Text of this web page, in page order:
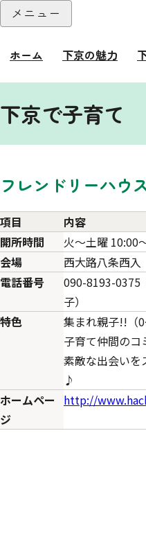
本文へ
メニュー
ホーム 下京の魅力
下京で子育て
フレンドリーハウ
項目
内容
開所時間
火〜土曜
会場
西大路八条西入
電話番号
090-8193-0375
子）
特色
集まれ親子!!（0
子育て仲間のコ
素敵な出会いを
♪
ホームペー
ジ
http://